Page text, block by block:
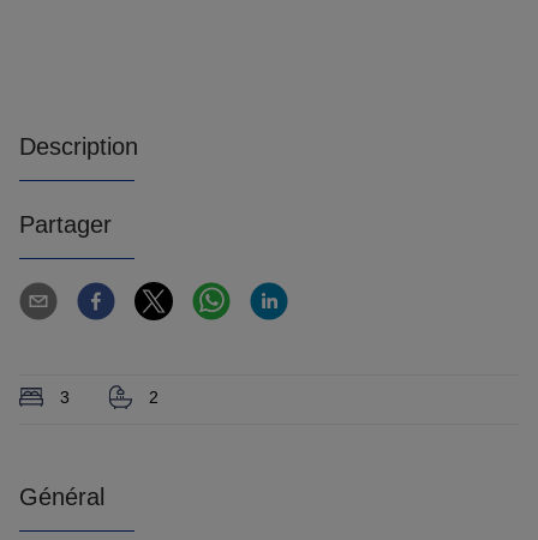
Description
Partager
3 2
Général